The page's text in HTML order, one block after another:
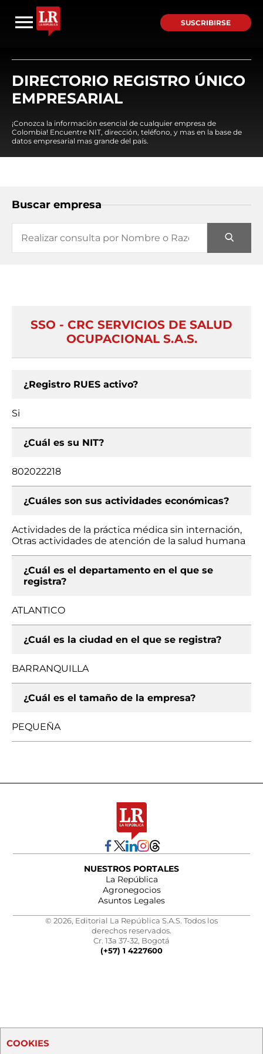
SUSCRIBIRSE
DIRECTORIO REGISTRO ÚNICO
EMPRESARIAL
¡Conozca la información esencial de cualquier empresa de
Colombia! Encuentre NIT, dirección, teléfono, y mas en la base de
datos empresarial mas grande del país.
Buscar empresa
SSO - CRC SERVICIOS DE SALUD
OCUPACIONAL S.A.S.
¿Registro RUES activo?
Si
¿Cuál es su NIT?
802022218
¿Cuáles son sus actividades económicas?
Actividades de la práctica médica sin internación,
Otras actividades de atención de la salud humana
¿Cuál es el departamento en el que se
registra?
ATLANTICO
¿Cuál es la ciudad en el que se registra?
BARRANQUILLA
¿Cuál es el tamaño de la empresa?
PEQUEÑA
NUESTROS PORTALES
La República
Agronegocios
Asuntos Legales
© 2026, Editorial La República S.A.S. Todos los
derechos reservados.
Cr. 13a 37-32, Bogotá
(+57) 1 4227600
COOKIES